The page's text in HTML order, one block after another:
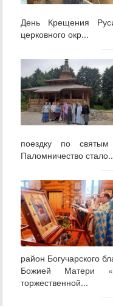
День Крещения
церковного окр...
поездку по
Паломничество
район Богучарского
Божией Матери
торжественной...